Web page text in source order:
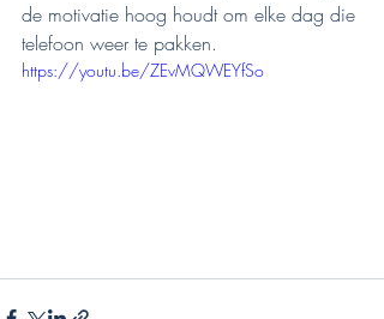
de motivatie hoog houdt om elke dag die
telefoon weer te pakken.
https://youtu.be/ZEvMQWEYfSo